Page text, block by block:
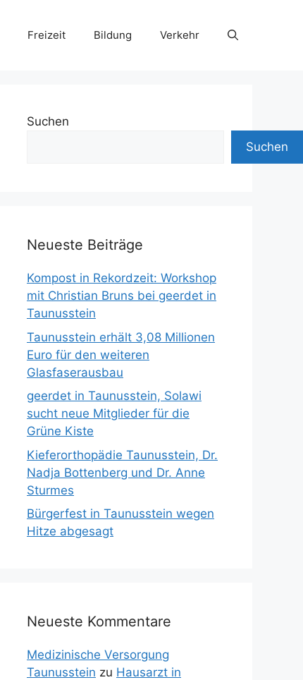
Freizeit Bildung Verkehr
Suchen
Suchen
Neueste Beiträge
Kompost in Rekordzeit: Workshop
mit Christian Bruns bei geerdet in
Taunusstein
Taunusstein erhält 3,08 Millionen
Euro für den weiteren
Glasfaserausbau
geerdet in Taunusstein, Solawi
sucht neue Mitglieder für die
Grüne Kiste
Kieferorthopädie Taunusstein, Dr.
Nadja Bottenberg und Dr. Anne
Sturmes
Bürgerfest in Taunusstein wegen
Hitze abgesagt
Neueste Kommentare
Medizinische Versorgung
Taunusstein zu Hausarzt in